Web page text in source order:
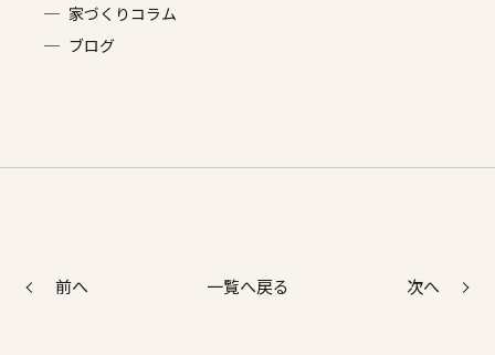
家づくりコラム
ブログ
前へ 一覧へ戻る 次へ